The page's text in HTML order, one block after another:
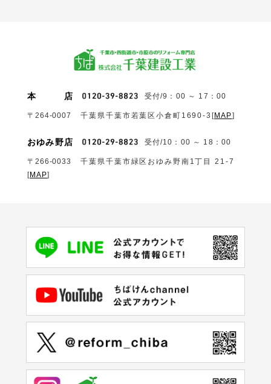
本 店 受付/9：00 ～ 17：00
〒264-0007 千葉県千葉市若葉区小倉町1690‐3 [MAP]
おゆみ野店 受付/10：00 ～ 18：00
〒266-0033
千葉県千葉市緑区おゆみ野南1丁目 21-7
[MAP]